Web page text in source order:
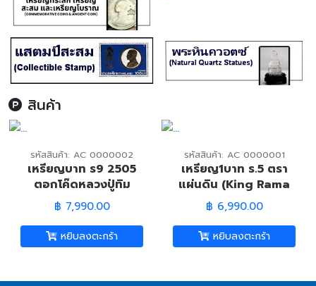
สินค้า
รหัสสินค้า: AC 0000002
เหรียญบาท ร9 2505
ตอกโค๊ดหลวงปู่ทิม
(Ancient King
Rama9 Coin)
฿ 7,990.00
หยิบลงตะกร้า
รหัสสินค้า: AC 0000001
เหรียญ1บาท ร.5 ตรา
แผ่นดิน (King Rama
Coin Baht)
฿ 6,990.00
หยิบลงตะกร้า